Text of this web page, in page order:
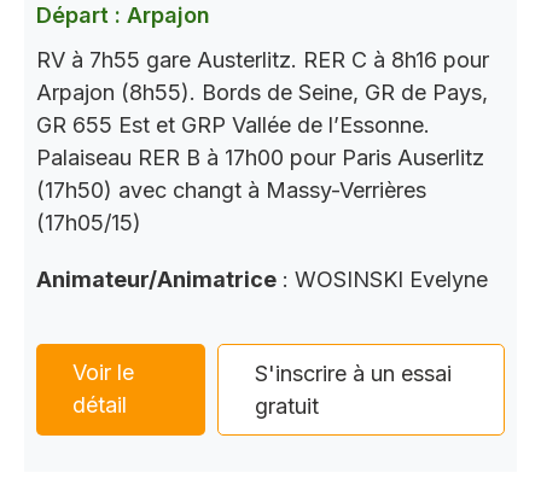
Départ : Arpajon
RV à 7h55 gare Austerlitz. RER C à 8h16 pour
Arpajon (8h55). Bords de Seine, GR de Pays,
GR 655 Est et GRP Vallée de l’Essonne.
Palaiseau RER B à 17h00 pour Paris Auserlitz
(17h50) avec changt à Massy-Verrières
(17h05/15)
Animateur/Animatrice : WOSINSKI Evelyne
Voir le
détail
S'inscrire à un essai
gratuit